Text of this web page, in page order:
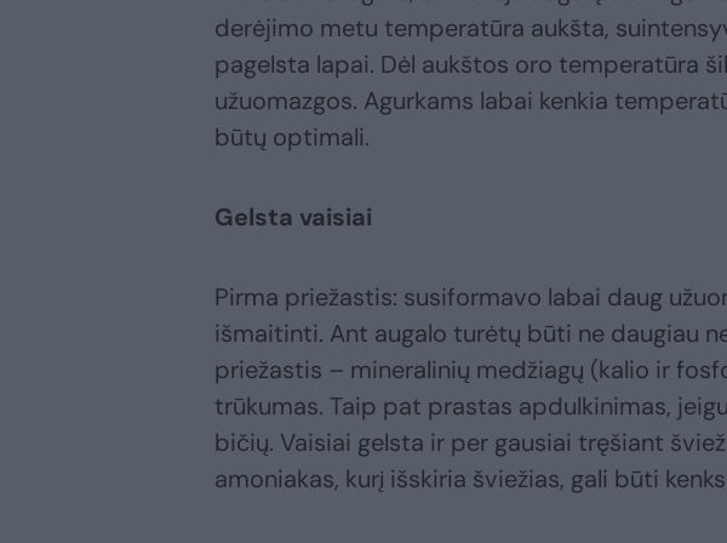
derėjimo metu temperatūra aukšta,
pagelsta lapai. Dėl aukštos oro temperatūra
užuomazgos. Agurkams labai kenkia
būtų optimali.
Gelsta vaisiai
Pirma priežastis: susiformavo labai daug
išmaitinti. Ant augalo turėtų būti ne daugiau
priežastis – mineralinių medžiagų (kalio ir
trūkumas. Taip pat prastas apdulkinimas,
bičių. Vaisiai gelsta ir per gausiai tręšiant
amoniakas, kurį išskiria šviežias, gali būti